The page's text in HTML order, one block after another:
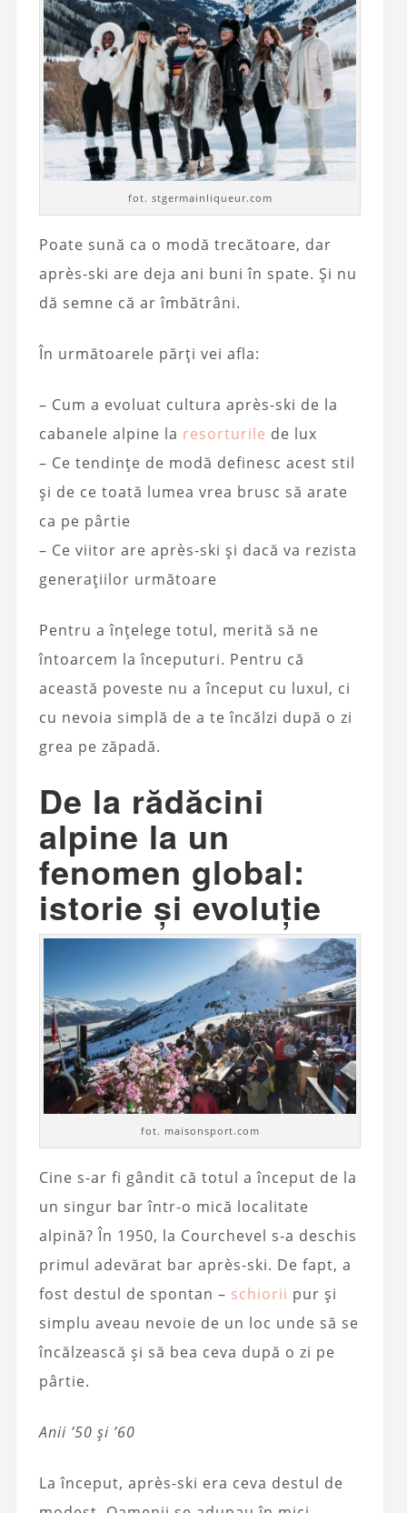
fot. stgermainliqueur.com
Poate sună ca o modă trecătoare, dar
après-ski are deja ani buni în spate. Și nu
dă semne că ar îmbătrâni.
În următoarele părți vei afla:
– Cum a evoluat cultura après-ski de la
cabanele alpine la resorturile de lux
– Ce tendințe de modă definesc acest stil
și de ce toată lumea vrea brusc să arate
ca pe pârtie
– Ce viitor are après-ski și dacă va rezista
generațiilor următoare
Pentru a înțelege totul, merită să ne
întoarcem la începuturi. Pentru că
această poveste nu a început cu luxul, ci
cu nevoia simplă de a te încălzi după o zi
grea pe zăpadă.
De la rădăcini
alpine la un
fenomen global:
istorie și evoluție
fot. maisonsport.com
Cine s-ar fi gândit că totul a început de la
un singur bar într-o mică localitate
alpină? În 1950, la Courchevel s-a deschis
primul adevărat bar après-ski. De fapt, a
fost destul de spontan – schiorii pur și
simplu aveau nevoie de un loc unde să se
încălzească și să bea ceva după o zi pe
pârtie.
Anii ’50 și ’60
La început, après-ski era ceva destul de